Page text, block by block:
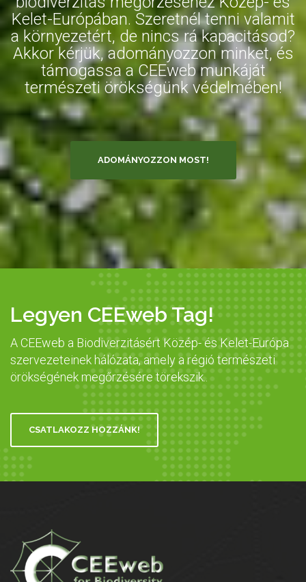
Kelet-Európában. Szeretnél tenni valamit
a környezetért, de nincs rá kapacitásod?
Akkor kérjük, adományozzon minket, és
támogassa a CEEweb munkáját
természeti örökségünk védelmében!
ADOMÁNYOZZON MOST!
Legyen CEEweb Tag!
A CEEweb a Biodiverzitásért Közép- és Kelet-Európa
szervezeteinek hálózata, amely a régió természeti
örökségének megőrzésére törekszik..
CSATLAKOZZ HOZZÁNK!